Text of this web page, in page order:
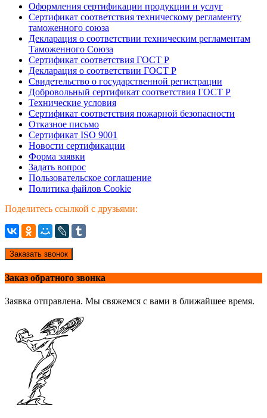
Оформления сертификации продукции и услуг
Сертификат соответствия техническому регламенту
таможенного союза
Декларация о соответствии техническим регламентам
Таможенного Союза
Сертификат соответствия ГОСТ Р
Декларация о соответствии ГОСТ Р
Свидетельство о государственной регистрации
Добровольный сертификат соответствия ГОСТ Р
Технические условия
Сертификат соответствия пожарной безопасности
Отказное письмо
Сертификат ISO 9001
Новости сертификации
Форма заявки
Задать вопрос
Пользовательское соглашение
Политика файлов Cookie
Поделитесь ссылкой с друзьями:
Заказать звонок
Заказ обратного звонка
Заявка отправлена. Мы свяжемся с вами в ближайшее время.